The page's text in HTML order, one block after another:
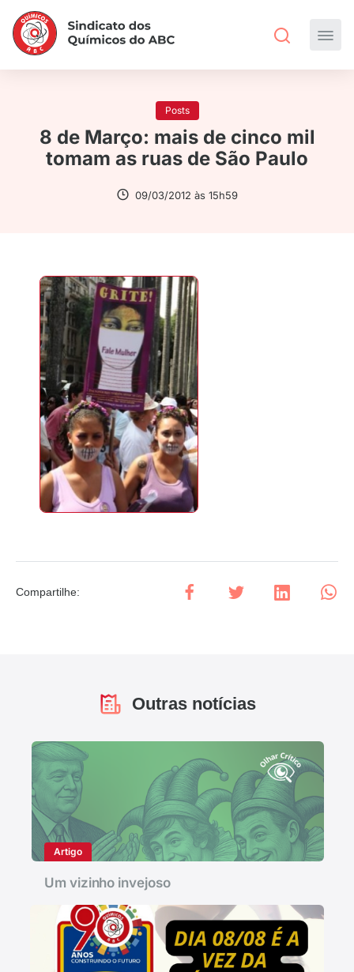
Posts
8 de Março: mais de cinco mil
tomam as ruas de São Paulo
09/03/2012 às 15h59
Compartilhe:
Outras notícias
Artigo
Um vizinho invejoso